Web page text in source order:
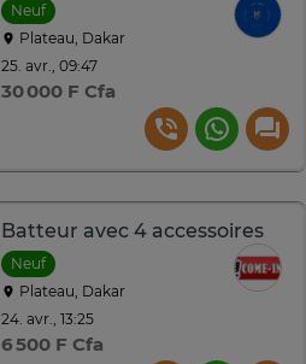
Neuf
Plateau, Dakar
25. avr., 09:47
30 000 F Cfa
Batteur avec 4 accessoires
Neuf
Plateau, Dakar
24. avr., 13:25
6 500 F Cfa